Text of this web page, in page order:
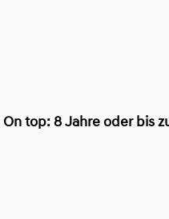
On top: 8 Jahre oder bis